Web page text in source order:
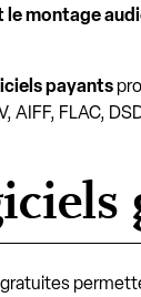
le montage
payants
AIFF, FLAC,